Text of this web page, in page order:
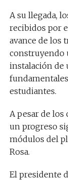
A su llegada,
recibidos por
avance de los
construyendo
instalación de
estudiantes.
A pesar de
un progreso
módulos del
Rosa.
El presidente